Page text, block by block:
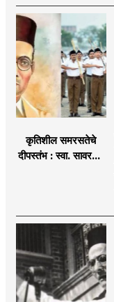
कृतिशील समरसतेचे
दीपस्तंभ : स्वा. सावरकर